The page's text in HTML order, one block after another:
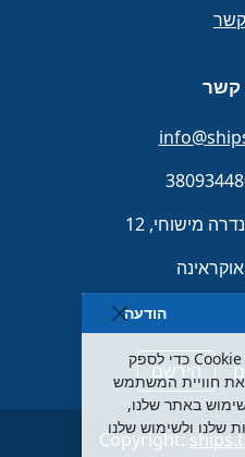
מישוחי, 12
הירשם
הודעה
Ships.trade משתמשת בקובצי Cookie כדי לספק
חוויית המשתמש
באתר שלנו,
ולשימוש שלנו